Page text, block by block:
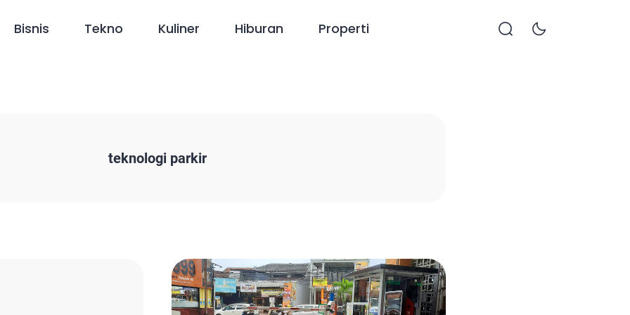
Bisnis Tekno Kuliner Hiburan Properti
teknologi parkir